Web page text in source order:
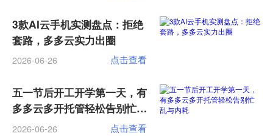
3款AI云手机实测盘点：拒绝
套路，多多云实力出圈
2026-06-26 点击查看
五一节后开工开学第一天，有
多多云多开托管轻松告别忙乱
与内耗
2026-06-26 点击查看